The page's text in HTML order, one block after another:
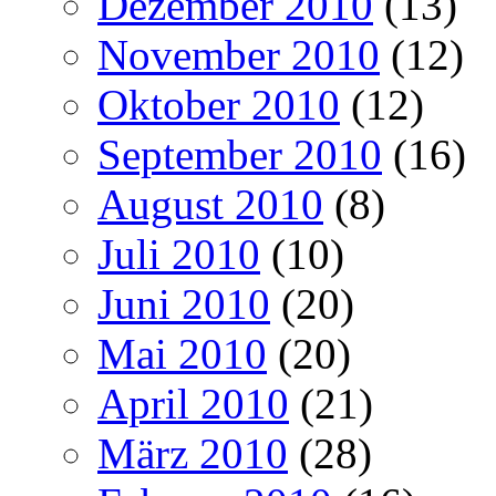
November 2010 (12)
Oktober 2010 (12)
September 2010 (16)
August 2010 (8)
Juli 2010 (10)
Juni 2010 (20)
Mai 2010 (20)
April 2010 (21)
März 2010 (28)